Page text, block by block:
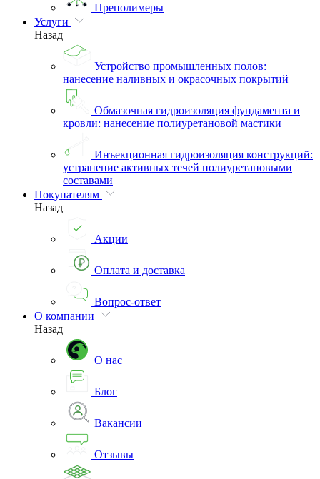
Преполимеры
Услуги
Назад
Устройство промышленных полов:
нанесение наливных и окрасочных покрытий
Обмазочная гидроизоляция фундамента и
кровли: нанесение полиуретановой мастики
Инъекционная гидроизоляция конструкций:
устранение активных течей полиуретановыми
составами
Покупателям
Назад
Акции
Оплата и доставка
Вопрос-ответ
О компании
Назад
О нас
Блог
Вакансии
Отзывы